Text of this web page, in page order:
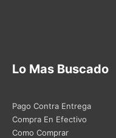
Lo Mas Buscado
Pago Contra Entrega
Compra En Efectivo
Como Comprar